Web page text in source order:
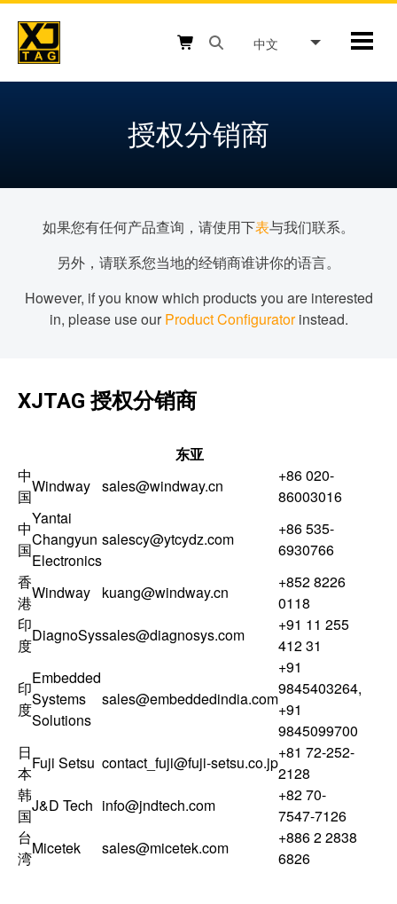
Skip
content
中文
授权分销商
如果您有任何产品查询，请使用下表与我们联系。
另外，请联系您当地的经销商谁讲你的语言。
However, if you know which products you are interested
in, please use ourProduct Configuratorinstead.
XJTAG 授权分销商
东亚
中
国
Windway sales@windway.cn
+86 020-
86003016
中
国
Yantai
Changyun
Electronics
salescy@ytcydz.com
+86 535-
6930766
香
港
Windway kuang@windway.cn
+852 8226
0118
印
度
DiagnoSyssales@diagnosys.com
+91 11 255
412 31
印
度
Embedded
Systems
Solutions
sales@embeddedindia.com
+91
9845403264,
+91
9845099700
日
本
Fuji Setsu contact_fuji@fuji-setsu.co.jp
+81 72-252-
2128
韩
国
J&D Tech info@jndtech.com
+82 70-
7547-7126
台
湾
Micetek sales@micetek.com
+886 2 2838
6826